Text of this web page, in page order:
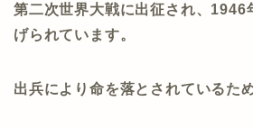
第二次世界大戦に出征され、1946
げられています。
出兵により命を落とされているた